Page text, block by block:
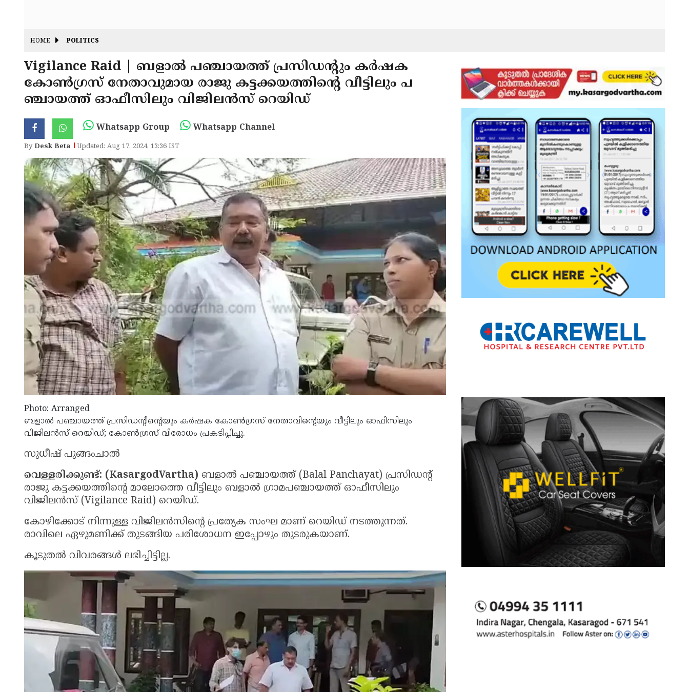
HOME POLITICS
Vigilance Raid ‌| ബളാൽ പഞ്ചായത്ത് പ്രസിഡൻ്റും കർഷക
കോൺഗ്രസ് നേതാവുമായ രാജു കട്ടക്കയത്തിന്റെ വീട്ടിലും പ
ഞ്ചായത്ത് ഓഫീസിലും വിജിലൻസ് റെയിഡ്
Whatsapp Group Whatsapp Channel
ByDesk Beta Updated: Aug 17, 2024, 13:36 IST
Photo: Arranged
ബളാൽ പഞ്ചായത്ത് പ്രസിഡന്റിന്റെയും കർഷക കോൺഗ്രസ് നേതാവിന്റെയും വീട്ടിലും ഓഫിസിലും
വിജിലൻസ് റെയിഡ്; കോൺഗ്രസ് വിരോധം പ്രകടിപ്പിച്ചു.
സുധീഷ് പുങ്ങംചാൽ
വെള്ളരിക്കുണ്ട്: (KasargodVartha) ബളാൽ പഞ്ചായത്ത് (Balal Panchayat) പ്രസിഡന്റ്
രാജു കട്ടക്കയത്തിന്റെ മാലോത്തെ വീട്ടിലും ബളാൽ ഗ്രാമപഞ്ചായത്ത് ഓഫീസിലും
വിജിലൻസ് (Vigilance Raid) റെയിഡ്.
കോഴിക്കോട് നിന്നുള്ള വിജിലൻസിന്റെ പ്രത്യേക സംഘ മാണ് റെയിഡ് നടത്തുന്നത്.
രാവിലെ ഏഴുമണിക്ക് തുടങ്ങിയ പരിശോധന ഇപ്പോഴും തുടരുകയാണ്.
കൂടുതൽ വിവരങ്ങൾ ലഭിച്ചിട്ടില്ല.